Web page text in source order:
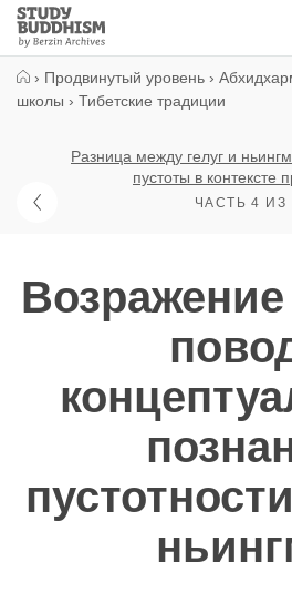
Close
Study
Buddhism
› Продвинутый уровень ›
школы › Тибетские традиции
Разница между гелуг и
пустоты в контексте
ЧАСТЬ 4 ИЗ
Возражение